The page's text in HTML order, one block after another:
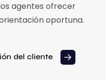
agentes ofrecer
oportuna.
del cliente